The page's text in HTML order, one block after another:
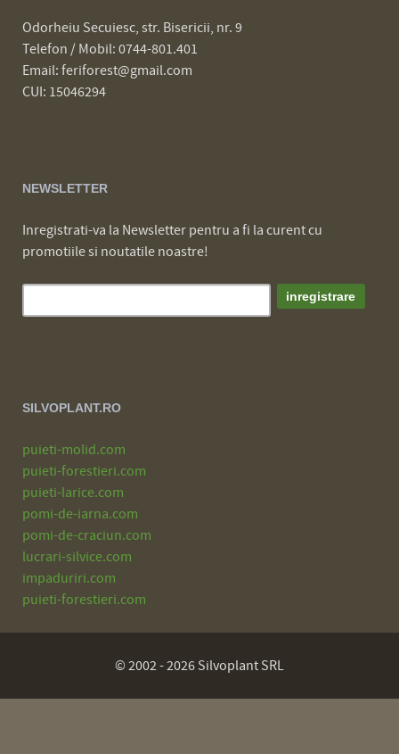
Odorheiu Secuiesc, str. Bisericii, nr. 9
Telefon / Mobil: 0744-801.401
Email: feriforest@gmail.com
CUI: 15046294
NEWSLETTER
Inregistrati-va la Newsletter pentru a fi la curent cu
promotiile si noutatile noastre!
SILVOPLANT.RO
puieti-molid.com
puieti-forestieri.com
puieti-larice.com
pomi-de-iarna.com
pomi-de-craciun.com
lucrari-silvice.com
impaduriri.com
puieti-forestieri.com
© 2002 - 2026 Silvoplant SRL